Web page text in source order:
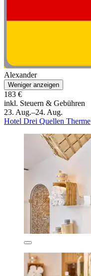
Alexander
Weniger anzeigen
183 €
inkl. Steuern & Gebühren
23. Aug.–24. Aug.
Hotel Drei Quellen Therme